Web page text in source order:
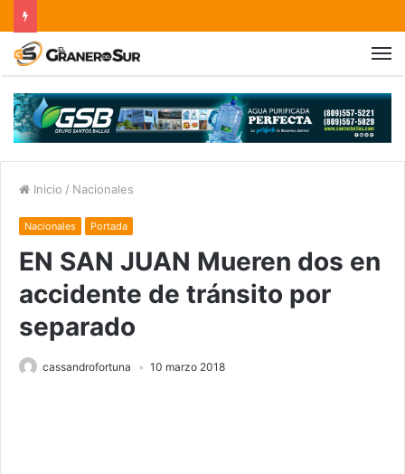
Inicio / Nacionales
Nacionales Portada
EN SAN JUAN Mueren dos en
accidente de tránsito por
separado
cassandrofortuna 10 marzo 2018